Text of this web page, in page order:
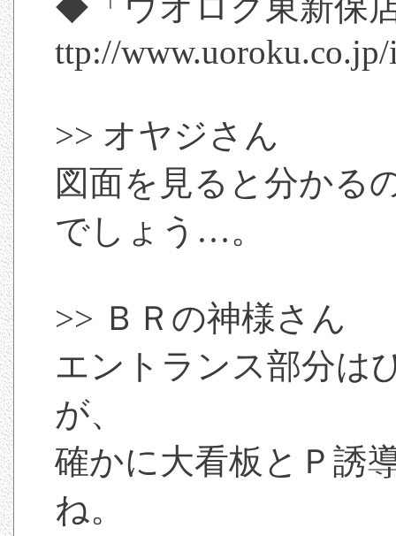
ttp://
>> オヤジさん
図面を見ると分かる
でしょう…。
>> ＢＲの神様さん
エントランス部分は
が、
確かに大看板とＰ誘
ね。